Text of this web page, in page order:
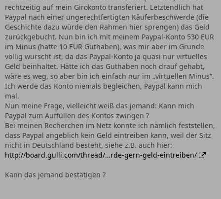
rechtzeitig auf mein Girokonto transferiert. Letztendlich hat
Paypal nach einer ungerechtfertigten Käuferbeschwerde (die
Geschichte dazu würde den Rahmen hier sprengen) das Geld
zurückgebucht. Nun bin ich mit meinem Paypal-Konto 530 EUR
im Minus (hatte 10 EUR Guthaben), was mir aber im Grunde
völlig wurscht ist, da das Paypal-Konto ja quasi nur virtuelles
Geld beinhaltet. Hätte ich das Guthaben noch drauf gehabt,
wäre es weg, so aber bin ich einfach nur im „virtuellen Minus“.
Ich werde das Konto niemals begleichen, Paypal kann mich
mal.
Nun meine Frage, vielleicht weiß das jemand: Kann mich
Paypal zum Auffüllen des Kontos zwingen ?
Bei meinen Recherchen im Netz konnte ich nämlich feststellen,
dass Paypal angeblich kein Geld eintreiben kann, weil der Sitz
nicht in Deutschland besteht, siehe z.B. auch hier:
http://board.gulli.com/thread/…rde-gern-geld-eintreiben/
Kann das jemand bestätigen ?